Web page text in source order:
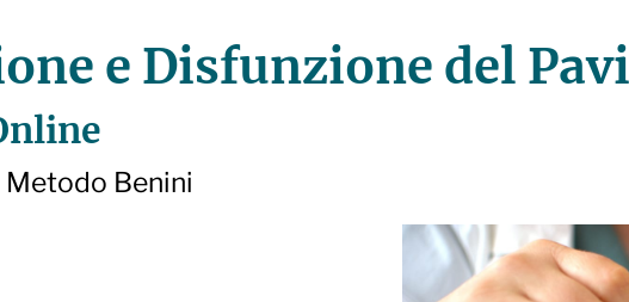
e Disfunzione del
Benini